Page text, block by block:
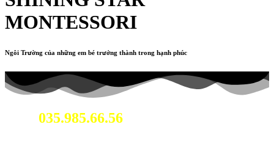
MONTESSORI
Ngôi Trường của những em bé trưởng thành trong hạnh phúc
035.985.66.56